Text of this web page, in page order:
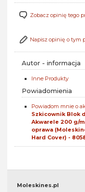
Zobacz opinię tego
Napisz opinię o tym
Autor - informacja
Inne Produkty
Powiadomienia
Powiadom mnie o
Szkicownik Blok
Akwarele 200 g/
oprawa
Hard Cover) -
Moleskines.pl